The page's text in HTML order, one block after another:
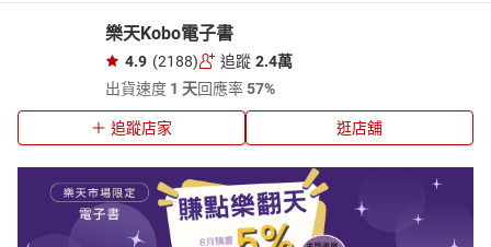
樂天Kobo電子書
4.9 (2188) 追蹤 2.4萬
出貨速度 1 天回應率57%
追蹤店家 逛店舖